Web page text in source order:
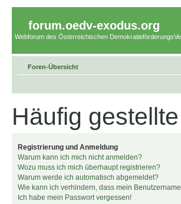
forum.oedv-exodus.org
Webforum des Österreichischen
Foren-Übersicht
Häufig
Registrierung und Anmeldung
Warum kann ich mich nicht anmelden?
Wozu muss ich mich überhaupt registrieren?
Warum werde ich automatisch abgemeldet?
Wie kann ich verhindern, dass mein
Ich habe mein Passwort vergessen!